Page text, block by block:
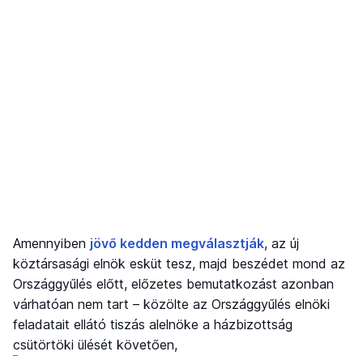
Amennyiben jövő kedden megválasztják, az új
köztársasági elnök esküt tesz, majd beszédet mond az
Országgyűlés előtt, előzetes bemutatkozást azonban
várhatóan nem tart – közölte az Országgyűlés elnöki
feladatait ellátó tiszás alelnöke a házbizottság
csütörtöki ülését követően,